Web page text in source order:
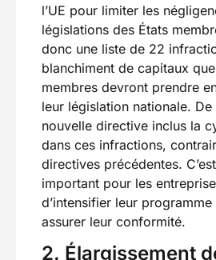
l’UE pour limiter les
législations des États
donc une liste de 22
blanchiment de capitaux
membres devront prendre
leur législation nationale.
nouvelle directive inclus la
dans ces infractions,
directives précédentes.
important pour les
d’intensifier leur
assurer leur conformité.
2. Élargissement